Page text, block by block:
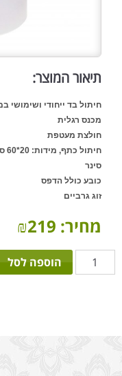
תיאור המוצר:
חיתול בד ייחודי ושימושי במיוחד,
מכנס רגלית
חולצת מעטפת
חיתול כתף, מידות: 20*60 ס”מ
סינר
כובע כולל הדפס
זוג גרביים
מחיר: ₪219
כמות
הוספה לסל